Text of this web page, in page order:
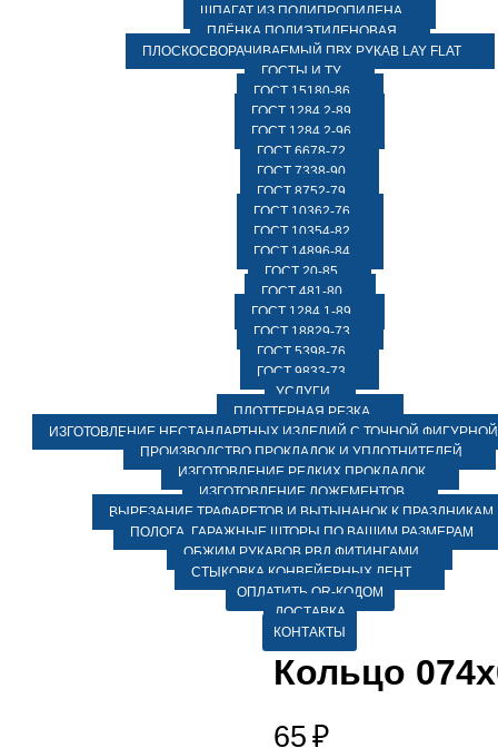
ШПАГАТ ИЗ ПОЛИПРОПИЛЕНА
ПЛЁНКА ПОЛИЭТИЛЕНОВАЯ
ПЛОСКОСВОРАЧИВАЕМЫЙ ПВХ РУКАВ LAY FLAT
ГОСТЫ И ТУ
ГОСТ 15180-86
ГОСТ 1284.2-89
ГОСТ 1284.2-96
ГОСТ 6678-72
ГОСТ 7338-90
ГОСТ 8752-79
ГОСТ 10362-76
ГОСТ 10354-82
ГОСТ 14896-84
ГОСТ 20-85
ГОСТ 481-80
ГОСТ 1284.1-89
ГОСТ 18829-73
ГОСТ 5398-76
ГОСТ 9833-73
УСЛУГИ
ПЛОТТЕРНАЯ РЕЗКА
ИЗГОТОВЛЕНИЕ НЕСТАНДАРТНЫХ ИЗДЕЛИЙ С ТОЧНОЙ ФИГУРНОЙ
ПРОИЗВОДСТВО ПРОКЛАДОК И УПЛОТНИТЕЛЕЙ
ИЗГОТОВЛЕНИЕ РЕДКИХ ПРОКЛАДОК
ИЗГОТОВЛЕНИЕ ЛОЖЕМЕНТОВ
ВЫРЕЗАНИЕ ТРАФАРЕТОВ И ВЫТЫНАНОК К ПРАЗДНИКАМ
ПОЛОГА, ГАРАЖНЫЕ ШТОРЫ ПО ВАШИМ РАЗМЕРАМ
ОБЖИМ РУКАВОВ РВД ФИТИНГАМИ
СТЫКОВКА КОНВЕЙЕРНЫХ ЛЕНТ
ОПЛАТИТЬ QR-КОДОМ
ДОСТАВКА
КОНТАКТЫ
Кольцо
65 ₽